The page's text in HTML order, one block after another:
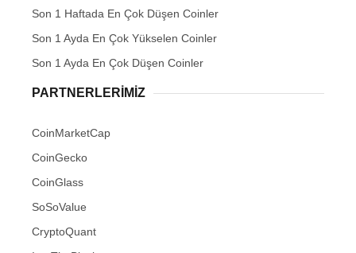
Son 1 Haftada En Çok Düşen Coinler
Son 1 Ayda En Çok Yükselen Coinler
Son 1 Ayda En Çok Düşen Coinler
PARTNERLERIMIZ
CoinMarketCap
CoinGecko
CoinGlass
SoSoValue
CryptoQuant